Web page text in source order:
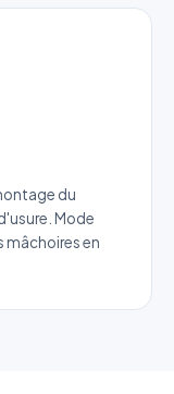
du
Mode
en